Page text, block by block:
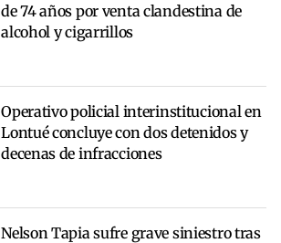
de 74 años por venta clandestina de
alcohol y cigarrillos
Operativo policial interinstitucional en
Lontué concluye con dos detenidos y
decenas de infracciones
Nelson Tapia sufre grave siniestro tras